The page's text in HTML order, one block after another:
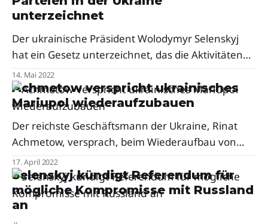
unterzeichnet
Der ukrainische Präsident Wolodymyr Selenskyj
hat ein Gesetz unterzeichnet, das die Aktivitäten
prorussischer Parteien in der Ukraine verbietet.
14. Mai 2022
Achmetow verspricht ukrainisches
Mariupol wiederaufzubauen
Der reichste Geschäftsmann der Ukraine, Rinat
Achmetow, versprach, beim Wiederaufbau von
Mariupol zu helfen.
17. April 2022
Selenskyj kündigt Referendum für
mögliche Kompromisse mit Russland
an